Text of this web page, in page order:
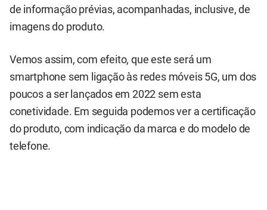
de informação prévias, acompanhadas, inclusive, de
imagens do produto.
Vemos assim, com efeito, que este será um
smartphone sem ligação às redes móveis 5G, um dos
poucos a ser lançados em 2022 sem esta
conetividade. Em seguida podemos ver a certificação
do produto, com indicação da marca e do modelo de
telefone.